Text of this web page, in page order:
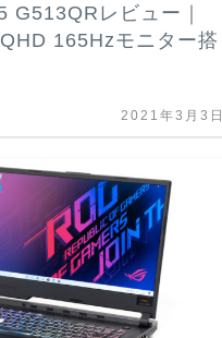
G513QRレビュー｜
165Hzモニター搭
2021年3月3日